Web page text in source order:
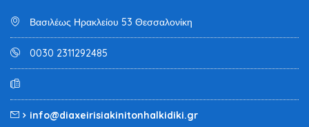
Βασιλέως Ηρακλείου 53 Θεσσαλονίκη
0030 2311292485
info@diaxeirisiakinitonhalkidiki.gr